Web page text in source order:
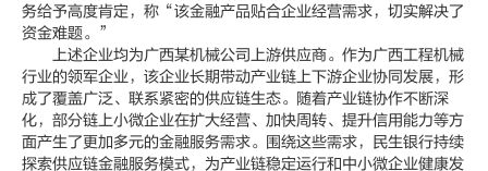
务给予高度肯定，称“该金融产品贴合企业经营需求，切实解决了
资金难题。”
上述企业均为广西某机械公司上游供应商。作为广西工程机械
行业的领军企业，该企业长期带动产业链上下游企业协同发展，形
成了覆盖广泛、联系紧密的供应链生态。随着产业链协作不断深
化，部分链上小微企业在扩大经营、加快周转、提升信用能力等方
面产生了更加多元的金融服务需求。围绕这些需求，民生银行持续
探索供应链金融服务模式，为产业链稳定运行和中小微企业健康发